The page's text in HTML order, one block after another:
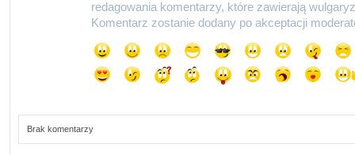
redagowania komentarzy, które zawierają
Komentarz zostanie dodany po akceptacji
Brak komentarzy